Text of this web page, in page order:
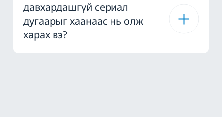
давхардашгүй сериал
дугаарыг хаанаас нь олж
харах вэ?